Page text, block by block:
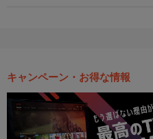
キャンペーン・お得な情報